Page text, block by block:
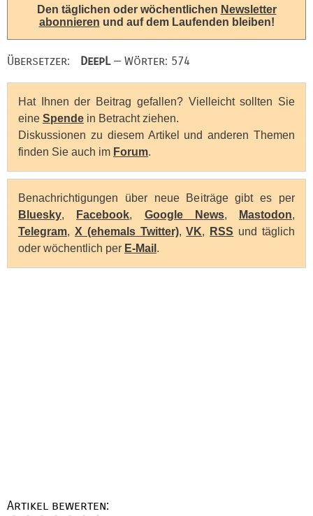
Den täglichen oder wöchentlichen Newsletter
abonnieren und auf dem Laufenden bleiben!
Übersetzer: DeepL— Wörter: 574
Hat Ihnen der Beitrag gefallen? Vielleicht sollten Sie
eine Spende in Betracht ziehen.
Diskussionen zu diesem Artikel und anderen Themen
finden Sie auch im Forum.
Benachrichtigungen über neue Beiträge gibt es per
Bluesky, Facebook, Google News, Mastodon,
Telegram, X (ehemals Twitter),VK, RSS und täglich
oder wöchentlich per E-Mail .
Artikel bewerten: